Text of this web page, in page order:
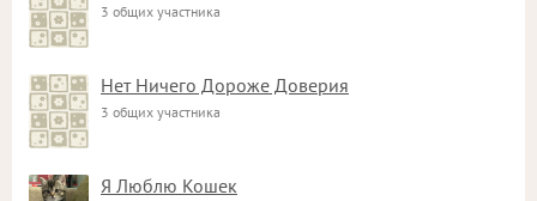
3 общих участника
Нет Ничего Дороже Доверия
3 общих участника
Я Люблю Кошек